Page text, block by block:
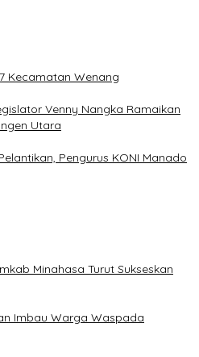
Kecamatan Wenang
Venny Nangka Ramaikan
Utara
Pengurus KONI Manado
Minahasa Turut Sukseskan
Imbau Warga Waspada